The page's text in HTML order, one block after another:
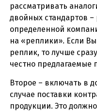
рассматривать
двойных стандартов
определенной
на «реплики». Если
реплик, то лучше
честно
Второе – включать в
случае поставки
продукции. Это